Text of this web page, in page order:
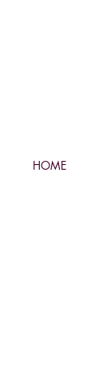
HOME